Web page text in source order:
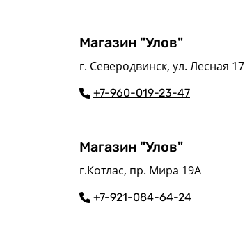
Магазин "Улов"
г. Северодвинск, ул. Лесная 17
+7-960-019-23-47
Магазин "Улов"
г.Котлас, пр. Мира 19А
+7-921-084-64-24